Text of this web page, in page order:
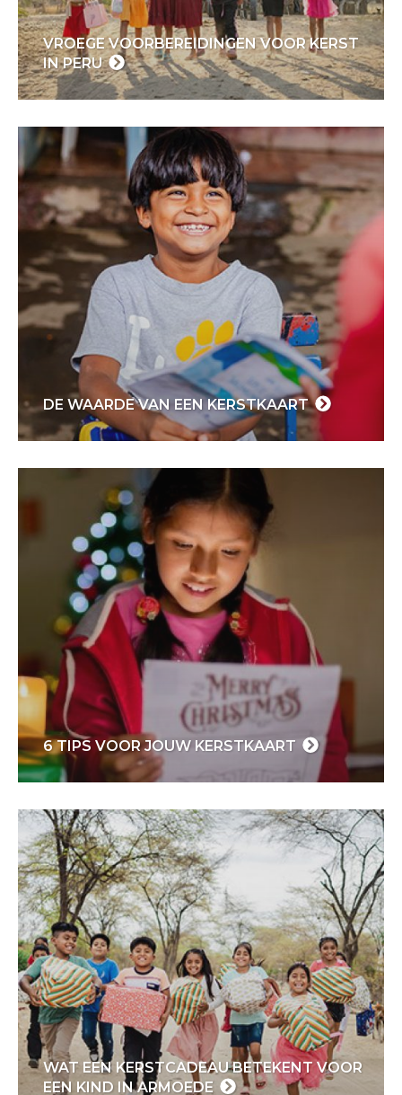
VROEGE VOORBEREIDINGEN VOOR KERST
IN PERU
DE WAARDE VAN EEN KERSTKAART
6 TIPS VOOR JOUW KERSTKAART
WAT EEN KERSTCADEAU BETEKENT VOOR
EEN KIND IN ARMOEDE